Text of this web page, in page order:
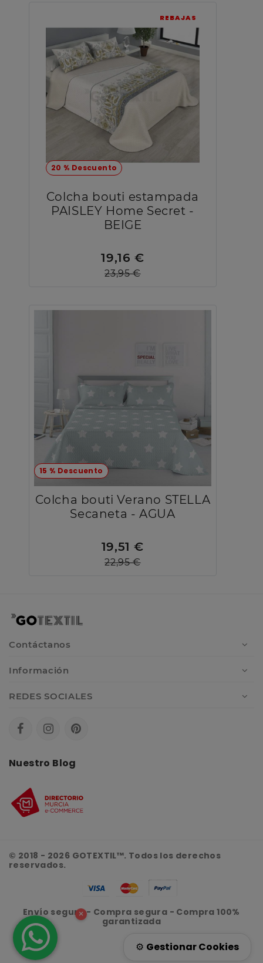
20 % Descuento
REBAJAS
Colcha bouti estampada
PAISLEY Home Secret -
BEIGE
19,16 €
23,95 €
15 % Descuento
Colcha bouti Verano STELLA
Secaneta - AGUA
19,51 €
22,95 €
⚙️ Gestionar Cookies
×
Contáctanos
Información
REDES SOCIALES
Nuestro Blog
© 2018 - 2026 GOTEXTIL™. Todos los derechos
reservados.
Envío seguro - Compra segura - Compra 100%
garantizada